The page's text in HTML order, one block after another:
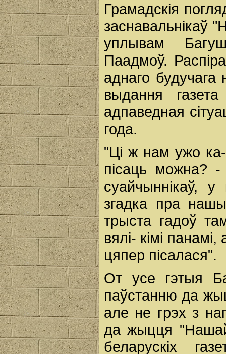
Грамадскія
заснавальнікаў
уплывам
Паадмоў.
аднаго
выдання
адпаведная
года.
"Ці ж нам ужо
пісаць можна?
суайчыннікаў,
згадка пра
трыста гадоў
вялі- кімі
цяпер пісалася".
От усе гэтыя
паўстанню да
але не грэх з
да жыцця
беларускіх